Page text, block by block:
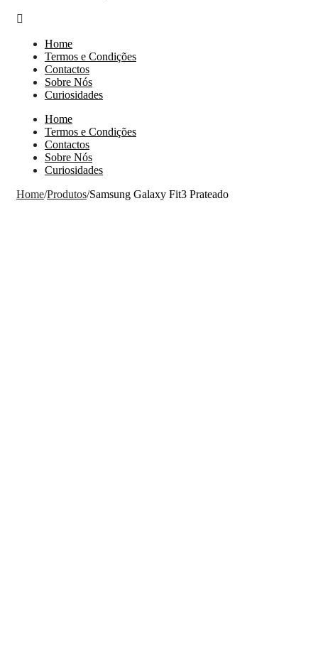
Home
Termos e Condições
Contactos
Sobre Nós
Curiosidades
Home
Termos e Condições
Contactos
Sobre Nós
Curiosidades
Home/Produtos/Samsung Galaxy Fit3 Prateado